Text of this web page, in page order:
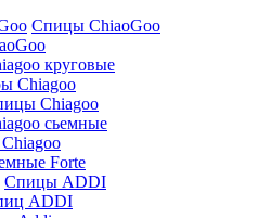
Спицы ChiaoGoo
круговые
Chiagoo
Chiagoo
сьемные
Forte
Спицы ADDI
ADDI